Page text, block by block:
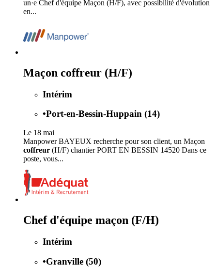
un·e Chef d'équipe Maçon (H/F), avec possibilité d'évolution
en...
Maçon coffreur (H/F)
Intérim
•Port-en-Bessin-Huppain (14)
Le 18 mai
Manpower BAYEUX recherche pour son client, un Maçon
coffreur (H/F) chantier PORT EN BESSIN 14520 Dans ce
poste, vous...
Chef d'équipe maçon (F/H)
Intérim
•Granville (50)